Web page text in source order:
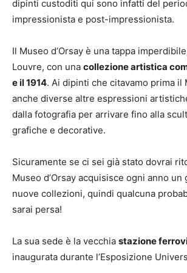
dipinti custoditi qui sono infatti del
impressionista e post-impressionista.
Il Museo d’Orsay è una tappa
Louvre, con una collezione artistica
e il 1914. Ai dipinti che citavamo prima il
anche diverse altre espressioni
dalla fotografia per arrivare fino alla
grafiche e decorative.
Sicuramente se ci sei già stato dovrai
Museo d’Orsay acquisisce ogni anno un
nuove collezioni, quindi qualcuna
sarai persa!
La sua sede è la vecchia stazione
inaugurata durante l’Esposizione